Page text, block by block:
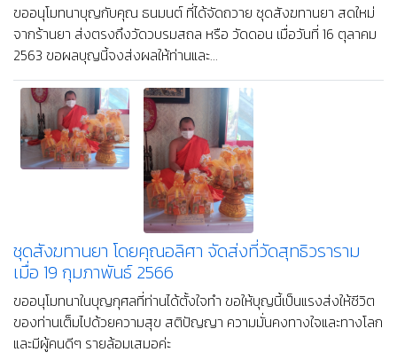
ขออนุโมทนาบุญกับคุณ ธนมนต์ ที่ได้จัดถวาย ชุดสังฆทานยา สดใหม่
จากร้านยา ส่งตรงถึงวัดวบรมสถล หรือ วัดดอน เมื่อวันที่ 16 ตุลาคม
2563 ขอผลบุญนี้จงส่งผลให้ท่านและ...
ชุดสังฆทานยา โดยคุณอลิศา จัดส่งที่วัดสุทธิวราราม
เมื่อ 19 กุมภาพันธ์ 2566
ขออนุโมทนาในบุญกุศลที่ท่านได้ตั้งใจทำ ขอให้บุญนี้เป็นแรงส่งให้ชีวิต
ของท่านเต็มไปด้วยความสุข สติปัญญา ความมั่นคงทางใจและทางโลก
และมีผู้คนดีๆ รายล้อมเสมอค่ะ